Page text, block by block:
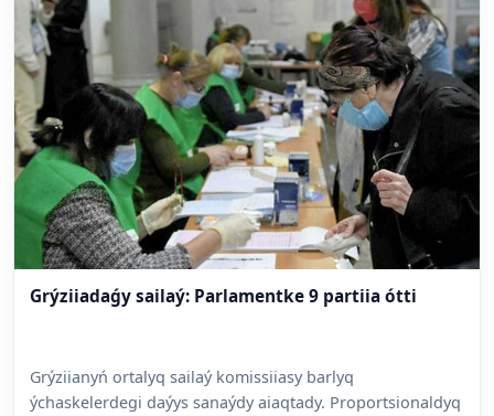
Grýziiadaǵy sailaý: Parlamentke 9 partiia ótti
Grýziianyń ortalyq sailaý komissiiasy barlyq
ýchaskelerdegi daýys sanaýdy aiaqtady. Proportsionaldyq